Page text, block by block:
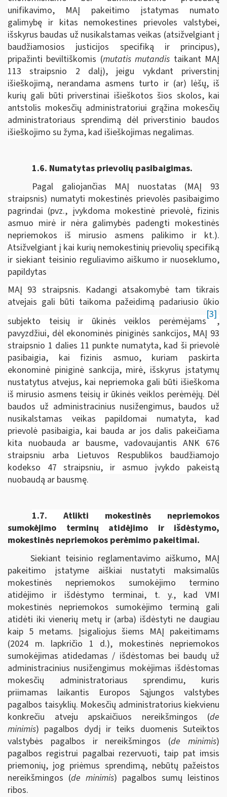
unifikavimo, MAĮ pakeitimo įstatymas numato
galimybę ir kitas nemokestines prievoles valstybei,
išskyrus baudas už nusikalstamas veikas (atsižvelgiant į
baudžiamosios justicijos specifiką ir principus),
pripažinti beviltiškomis (mutatis mutandis taikant MAĮ
113 straipsnio 2 dalį), jeigu vykdant priverstinį
išieškojimą, nerandama asmens turto ir (ar) lėšų, iš
kurių gali būti priverstinai išieškotos šios skolos, kai
antstolis mokesčių administratoriui grąžina mokesčių
administratoriaus sprendimą dėl priverstinio baudos
išieškojimo su žyma, kad išieškojimas negalimas.
1.6. Numatytas prievolių pasibaigimas.
Pagal galiojančias MAĮ nuostatas (MAĮ 93
straipsnis) numatyti mokestinės prievolės pasibaigimo
pagrindai (pvz., įvykdoma mokestinė prievolė, fizinis
asmuo mirė ir nėra galimybės padengti mokestinės
nepriemokos iš mirusio asmens palikimo ir kt.).
Atsižvelgiant į kai kurių nemokestinių prievolių specifiką
ir siekiant teisinio reguliavimo aiškumo ir nuoseklumo,
papildytas
MAĮ 93 straipsnis. Kadangi atsakomybė tam tikrais
atvejais gali būti taikoma pažeidimą padariusio ūkio
subjekto teisių ir ūkinės veiklos perėmėjams
[3]
,
pavyzdžiui, dėl ekonominės piniginės sankcijos, MAĮ 93
straipsnio 1 dalies 11 punkte numatyta, kad ši prievolė
pasibaigia, kai fizinis asmuo, kuriam paskirta
ekonominė piniginė sankcija, mirė, išskyrus įstatymų
nustatytus atvejus, kai nepriemoka gali būti išieškoma
iš mirusio asmens teisių ir ūkinės veiklos perėmėjų. Dėl
baudos už administracinius nusižengimus, baudos už
nusikalstamas veikas papildomai numatyta, kad
prievolė pasibaigia, kai bauda ar jos dalis pakeičiama
kita nuobauda ar bausme, vadovaujantis ANK 676
straipsniu arba Lietuvos Respublikos baudžiamojo
kodekso 47 straipsniu, ir asmuo įvykdo pakeistą
nuobaudą ar bausmę.
1.7.
Atlikti mokestinės nepriemokos
sumokėjimo terminų atidėjimo ir išdėstymo,
mokestinės nepriemokos perėmimo pakeitimai.
Siekiant teisinio reglamentavimo aiškumo, MAĮ
pakeitimo įstatyme aiškiai nustatyti maksimalūs
mokestinės nepriemokos sumokėjimo termino
atidėjimo ir išdėstymo terminai, t. y., kad VMI
mokestinės nepriemokos sumokėjimo terminą gali
atidėti iki vienerių metų ir (arba) išdėstyti ne daugiau
kaip 5 metams. Įsigaliojus šiems MAĮ pakeitimams
(2024 m. lapkričio 1 d.), mokestinės nepriemokos
sumokėjimas atidedamas / išdėstomas bei baudų už
administracinius nusižengimus mokėjimas išdėstomas
mokesčių administratoriaus sprendimu, kuris
priimamas laikantis Europos Sąjungos valstybes
pagalbos taisyklių. Mokesčių administratorius kiekvienu
konkrečiu atveju apskaičiuos nereikšmingos (de
minimis) pagalbos dydį ir teiks duomenis Suteiktos
valstybės pagalbos ir nereikšmingos (de minimis)
pagalbos registrui pagalbai rezervuoti, taip pat imsis
priemonių, jog priėmus sprendimą, nebūtų pažeistos
nereikšmingos (de minimis) pagalbos sumų leistinos
ribos.